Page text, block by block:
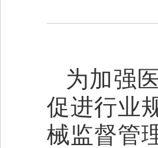
为加强
促进行业
械监督管